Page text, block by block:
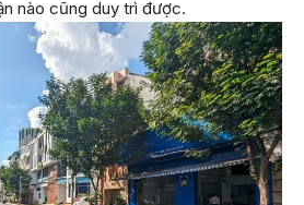
nào cũng duy trì được.